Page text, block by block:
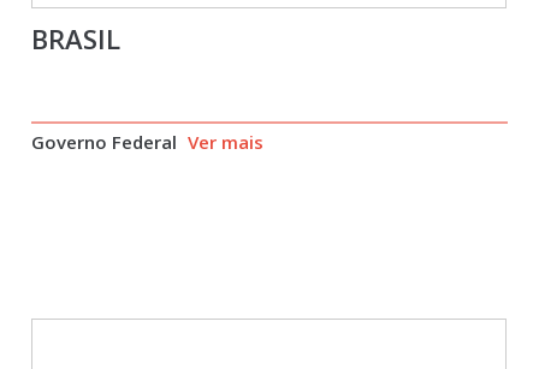
BRASIL
Governo Federal Ver mais